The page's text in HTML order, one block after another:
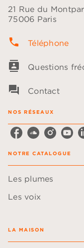
21 Rue du
75006 Paris
phone Téléphone
contacts Questions
question_answer Contact
NOS RÉSEAUX
NOTRE CATALOGUE
Les plumes
Les voix
LA MAISON